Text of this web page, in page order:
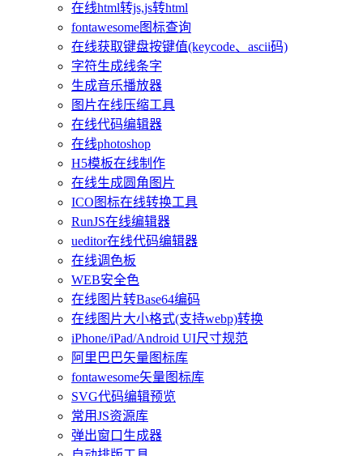
在线html转js,js转html
fontawesome图标查询
在线获取键盘按键值(keycode、ascii码)
字符生成线条字
生成音乐播放器
图片在线压缩工具
在线代码编辑器
在线photoshop
H5模板在线制作
在线生成圆角图片
ICO图标在线转换工具
RunJS在线编辑器
ueditor在线代码编辑器
在线调色板
WEB安全色
在线图片转Base64编码
在线图片大小格式(支持webp)转换
iPhone/iPad/Android UI尺寸规范
阿里巴巴矢量图标库
fontawesome矢量图标库
SVG代码编辑预览
常用JS资源库
弹出窗口生成器